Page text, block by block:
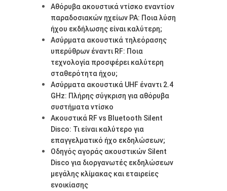
Αθόρυβα ακουστικά ντίσκο εναντίον
παραδοσιακών ηχείων PA: Ποια λύση
ήχου εκδήλωσης είναι καλύτερη;
Ασύρματα ακουστικά τηλεόρασης
υπερύθρων έναντι RF: Ποια
τεχνολογία προσφέρει καλύτερη
σταθερότητα ήχου;
Ασύρματα ακουστικά UHF έναντι 2.4
GHz: Πλήρης σύγκριση για αθόρυβα
συστήματα ντίσκο
Ακουστικά RF vs Bluetooth Silent
Disco: Τι είναι καλύτερο για
επαγγελματικό ήχο εκδηλώσεων;
Οδηγός αγοράς ακουστικών Silent
Disco για διοργανωτές εκδηλώσεων
μεγάλης κλίμακας και εταιρείες
ενοικίασης